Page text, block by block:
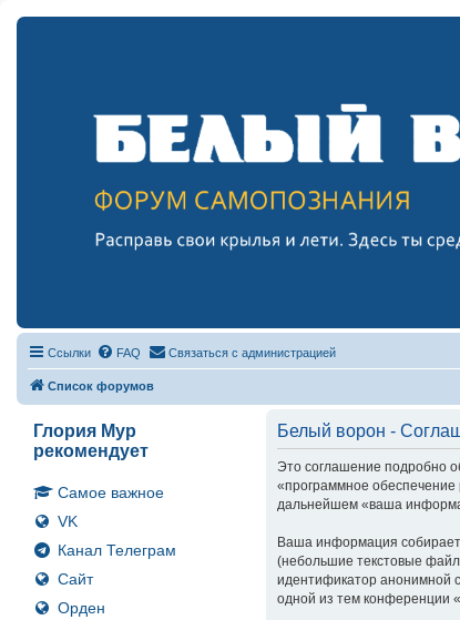
Ссылки FAQ Связаться с администрацией
Список форумов
Глория Мур
рекомендует
Самое важное
VK
Канал Телеграм
Сайт
Орден
Белый ворон -
Это соглашение подробно
«программное
дальнейшем «ваша
Ваша информация
(небольшие текстовые
идентификатор анонимной
одной из тем конференции